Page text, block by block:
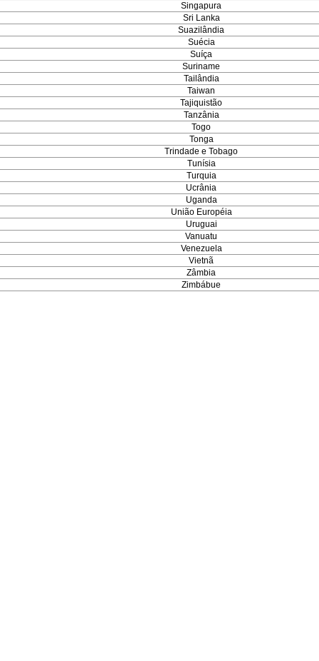
Singapura
Sri Lanka
Suazilândia
Suécia
Suíça
Suriname
Tailândia
Taiwan
Tajiquistão
Tanzânia
Togo
Tonga
Trindade e Tobago
Tunísia
Turquia
Ucrânia
Uganda
União Européia
Uruguai
Vanuatu
Venezuela
Vietnã
Zâmbia
Zimbábue